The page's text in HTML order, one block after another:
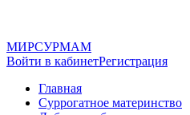
МИРСУРМАМ
Войти в кабинетРегистрация
Главная
Суррогатное материнство